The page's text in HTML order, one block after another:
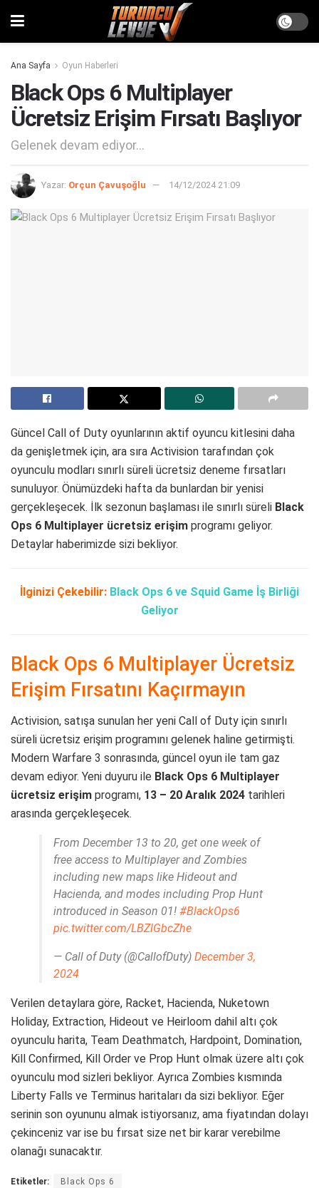
Ana Sayfa Oyun Haberleri
Black Ops 6 Multiplayer
Ücretsiz Erişim Fırsatı Başlıyor
Gelenek devam ediyor...
Yazar: Orçun Çavuşoğlu 14/12/2024 21:09
Güncel Call of Duty oyunlarının aktif oyuncu kitlesini daha
da genişletmek için, ara sıra Activision tarafından çok
oyunculu modları sınırlı süreli ücretsiz deneme fırsatları
sunuluyor. Önümüzdeki hafta da bunlardan bir yenisi
gerçekleşecek. İlk sezonun başlaması ile sınırlı süreli Black
Ops 6 Multiplayer ücretsiz erişim programı geliyor.
Detaylar haberimizde sizi bekliyor.
İlginizi Çekebilir: Black Ops 6 ve Squid Game İş Birliği
Geliyor
Black Ops 6 Multiplayer Ücretsiz
Erişim Fırsatını Kaçırmayın
Activision, satışa sunulan her yeni Call of Duty için sınırlı
süreli ücretsiz erişim programını gelenek haline getirmişti.
Modern Warfare 3 sonrasında, güncel oyun ile tam gaz
devam ediyor. Yeni duyuru ile Black Ops 6 Multiplayer
ücretsiz erişim programı, 13 – 20 Aralık 2024 tarihleri
arasında gerçekleşecek.
From December 13 to 20, get one week of
free access to Multiplayer and Zombies
including new maps like Hideout and
Hacienda, and modes including Prop Hunt
introduced in Season 01! #BlackOps6
pic.twitter.com/LBZlGbcZhe
— Call of Duty (@CallofDuty) December 3,
2024
Verilen detaylara göre, Racket, Hacienda, Nuketown
Holiday, Extraction, Hideout ve Heirloom dahil altı çok
oyunculu harita, Team Deathmatch, Hardpoint, Domination,
Kill Confirmed, Kill Order ve Prop Hunt olmak üzere altı çok
oyunculu mod sizleri bekliyor. Ayrıca Zombies kısmında
Liberty Falls ve Terminus haritaları da sizi bekliyor. Eğer
serinin son oyununu almak istiyorsanız, ama fiyatından dolayı
çekinceniz var ise bu fırsat size net bir karar verebilme
olanağı sunacaktır.
Etiketler: Black Ops 6